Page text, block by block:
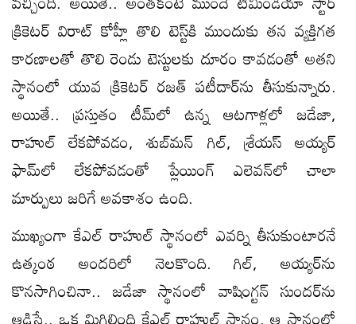
క్రికెటర్‌ విరాట్‌ కోహ్లీ తొలి టెస్ట్‌కి ముందుకు తన వ్యక్తిగత
కారణాలతో తొలి రెండు టెస్టులకు దూరం కావడంతో అతని
స్థానంలో యువ క్రికెటర్‌ రజత్‌ పటీదార్‌ను తీసుకున్నారు.
అయితే.. ప్రస్తుతం టీమ్‌లో ఉన్న ఆటగాళ్లలో జడేజా,
రాహుల్‌ లేకపోవడం, శుబ్‌మన్‌ గిల్‌, శ్రేయస్‌ అయ్యర్‌
ఫామ్‌లో లేకపోవడంతో ప్లేయింగ్‌ ఎలెవన్‌లో చాలా
మార్పులు జరిగే అవకాశం ఉంది.
ముఖ్యంగా కేఎల్‌ రాహుల్‌ స్థానంలో ఎవర్ని తీసుకుంటారనే
ఉత్కంఠ అందరిలో నెలకొంది. గిల్‌, అయ్యర్‌ను
కొనసాగించినా.. జడేజా స్థానంలో వాషింగ్టన్‌ సుందర్‌ను